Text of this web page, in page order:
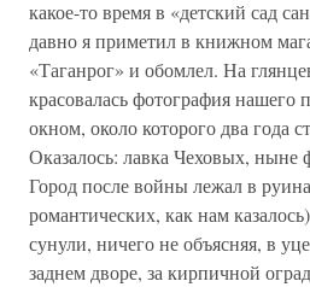
какое-то время в «детский сад
давно я приметил в книжном
«Таганрог» и обомлел. На
красовалась фотография
окном, около которого два года
Оказалось: лавка Чеховых, ныне
Город после войны лежал в
романтических, как нам
сунули, ничего не объясняя, в
заднем дворе, за кирпичной